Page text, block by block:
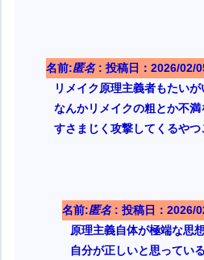
名前:匿名: 投稿日：2026/02/
リメイク原理主義者もたい
なんかリメイクの粗とか不満
すさまじく攻撃してくるや
名前:匿名: 投稿日：2026/
原理主義自体が極端な思
自分が正しいと思ってい